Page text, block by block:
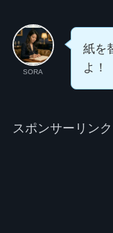
SORA
紙を
よ！
スポンサーリンク